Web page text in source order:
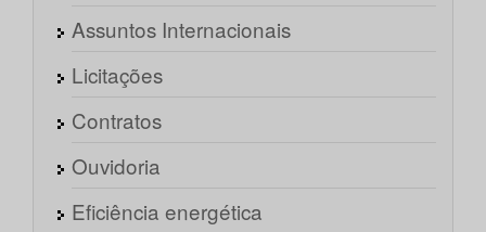
Assuntos Internacionais
Licitações
Contratos
Ouvidoria
Eficiência energética